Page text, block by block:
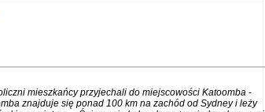
mieszkańcy przyjechali do miejscowości Katoomba -
znajduje się ponad 100 km na zachód od Sydney i leży